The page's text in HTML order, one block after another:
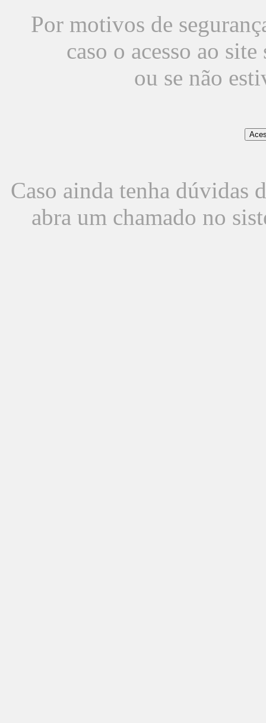
Por motivos de
caso o acesso ao
ou se não
Caso ainda tenha dúvidas
abra um chamado no